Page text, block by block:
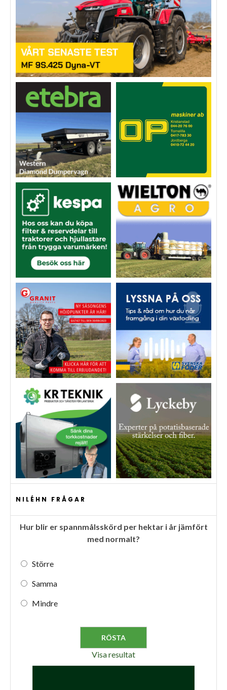
NILÉHN FRÅGAR
Hur blir er spannmålsskörd per hektar i år jämfört
med normalt?
Större
Samma
Mindre
Visa resultat